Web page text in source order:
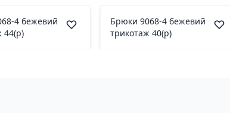
4 бежевий
44(р)
Брюки 9068-4 бежевий
трикотаж 40(р)